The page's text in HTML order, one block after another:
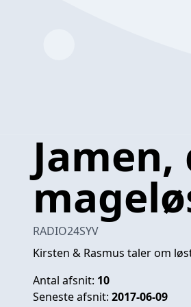
RADIO24SYV
Kirsten & Rasmus taler om
Antal afsnit: 10
Seneste afsnit: 2017-06-09